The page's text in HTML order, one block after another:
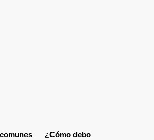
¿Cómo debo